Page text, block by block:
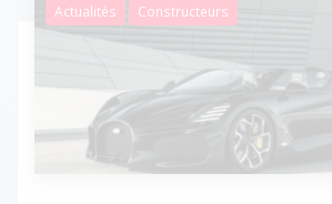
Actualités Constructeurs